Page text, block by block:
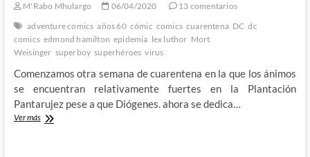
M'Rabo Mhulargo 06/04/2020
13 comentarios
adventure comics años 60 cómic comics cuarentena DC dc
comics edmond hamilton epidemia lex luthor Mort
Weisinger superboy superhéroes virus
Comenzamos otra semana de cuarentena en la que los ánimos
se encuentran relativamente fuertes en la Plantación
Pantarujez pese a que Diógenes. ahora se dedica…
Ver másDe